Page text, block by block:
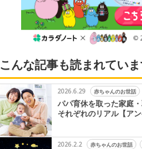
こんな記事も読まれてい
2026.6.29 赤ちゃんのお世話
パパ育休を取った家庭・
それぞれのリアル【ア
2026.2.2
赤ちゃんのお世話